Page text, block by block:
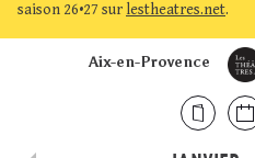
saison 26•27 sur lestheatres.net.
Aix-en-Provence